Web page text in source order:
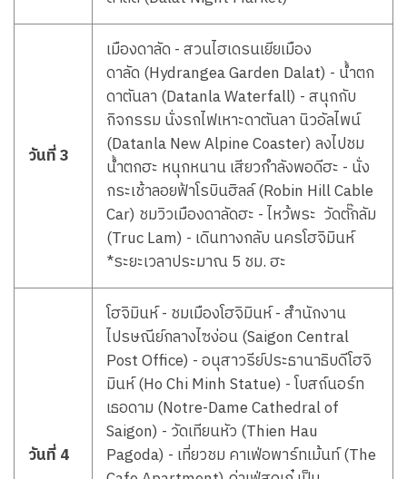
วันที่ 3
เมืองดาลัด - สวนไฮเดรนเยียเมือง
ดาลัด (Hydrangea Garden Dalat) - น้ำตก
ดาตันลา (Datanla Waterfall) - สนุกกับ
กิจกรรม นั่งรถไฟเหาะดาตันลา นิวอัลไพน์
(Datanla New Alpine Coaster) ลงไปชม
น้ำตกฮะ หนุกหนาน เสียวกำลังพอดีฮะ - นั่ง
กระเช้าลอยฟ้าโรบินฮิลล์ (Robin Hill Cable
Car) ชมวิวเมืองดาลัดฮะ - ไหว้พระ วัดตั๊กลัม
(Truc Lam) - เดินทางกลับ นครโฮจิมินห์
*ระยะเวลาประมาณ 5 ชม. ฮะ
วันที่ 4
โฮจิมินห์ - ชมเมืองโฮจิมินห์ - สํานักงาน
ไปรษณีย์กลางไซง่อน (Saigon Central
Post Office) - อนุสาวรีย์ประธานาธิบดีโฮจิ
มินห์ (Ho Chi Minh Statue) - โบสถ์นอร์ท
เธอดาม (Notre-Dame Cathedral of
Saigon) - วัดเทียนหัว (Thien Hau
Pagoda) - เที่ยวชม คาเฟ่อพาร์ทเม้นท์ (The